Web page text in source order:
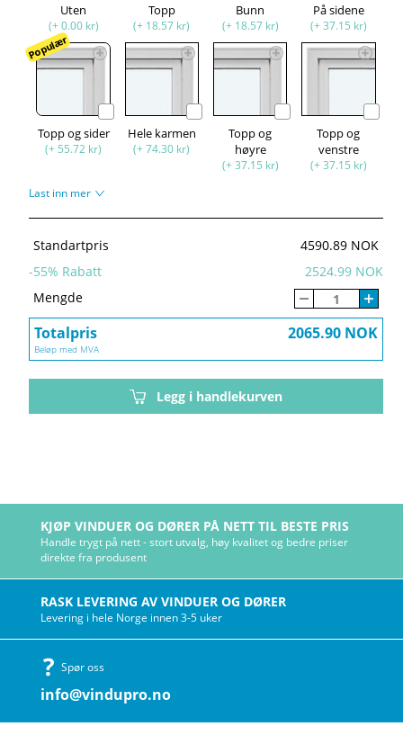
Uten
(+ 0.00 kr)
Topp
(+ 18.57 kr)
Bunn
(+ 18.57 kr)
På sidene
(+ 37.15 kr)
Populær
Topp og sider
(+ 55.72 kr)
Hele karmen
(+ 74.30 kr)
Topp og
høyre
(+ 37.15 kr)
Topp og
venstre
(+ 37.15 kr)
Last inn mer
Standartpris
4590.89 NOK
-55% Rabatt
2524.99 NOK
Mengde
Totalpris 2065.90 NOK
Beløp med MVA
Legg i handlekurven
KJØP VINDUER OG DØRER PÅ NETT TIL BESTE PRIS
Handle trygt på nett - stort utvalg, høy kvalitet og bedre priser
direkte fra produsent
RASK LEVERING AV VINDUER OG DØRER
Levering i hele Norge innen 3-5 uker
Spør oss
info@vindupro.no